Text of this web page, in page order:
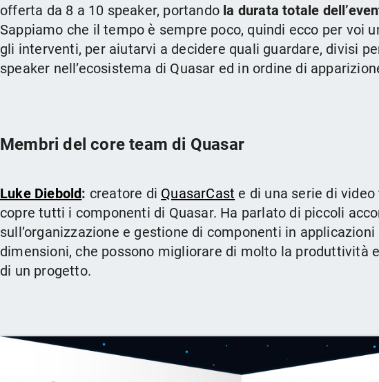
offerta da 8 a 10 speaker, portando la durata totale
Sappiamo che il tempo è sempre poco, quindi ecco per voi
gli interventi, per aiutarvi a decidere quali guardare, divisi
speaker nell’ecosistema di Quasar ed in ordine di
Membri del core team di Quasar
Luke Diebold: creatore di QuasarCast e di una serie di
copre tutti i componenti di Quasar. Ha parlato di piccoli
sull’organizzazione e gestione di componenti in applicazioni
dimensioni, che possono migliorare di molto la produttività
di un progetto.